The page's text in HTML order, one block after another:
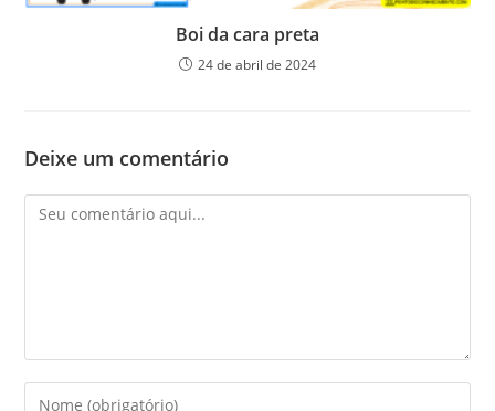
Boi da cara preta
24 de abril de 2024
Deixe um comentário
Comentário
Digite